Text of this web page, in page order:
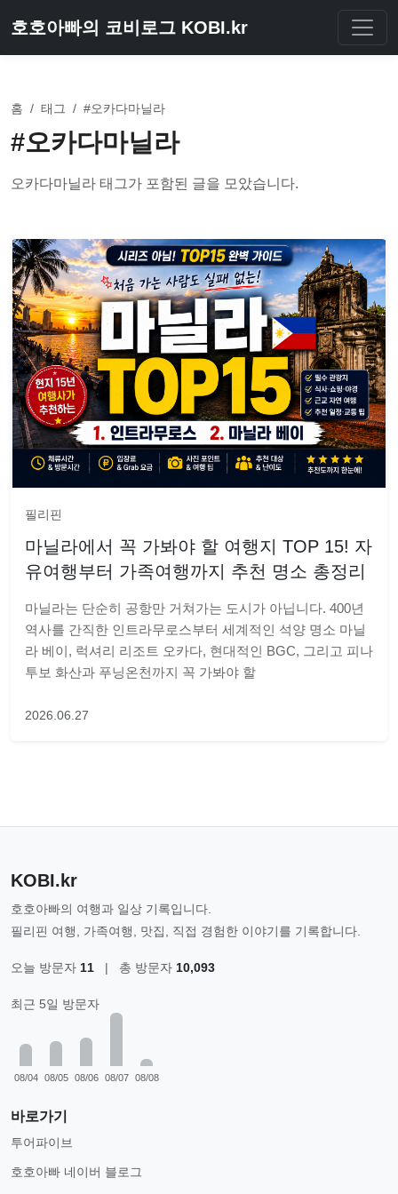
호호아빠의 코비로그 KOBI.kr
홈 / 태그 / #오카다마닐라
#오카다마닐라
오카다마닐라 태그가 포함된 글을 모았습니다.
필리핀
마닐라에서 꼭 가봐야 할 여행지 TOP 15! 자
유여행부터 가족여행까지 추천 명소 총정리
마닐라는 단순히 공항만 거쳐가는 도시가 아닙니다. 400년
역사를 간직한 인트라무로스부터 세계적인 석양 명소 마닐
라 베이, 럭셔리 리조트 오카다, 현대적인 BGC, 그리고 피나
투보 화산과 푸닝온천까지 꼭 가봐야 할
2026.06.27
KOBI.kr
호호아빠의 여행과 일상 기록입니다.
필리핀 여행, 가족여행, 맛집, 직접 경험한 이야기를 기록합니다.
오늘 방문자 11 | 총 방문자 10,093
최근 5일 방문자
08/04 08/05 08/06 08/07 08/08
바로가기
투어파이브
호호아빠 네이버 블로그